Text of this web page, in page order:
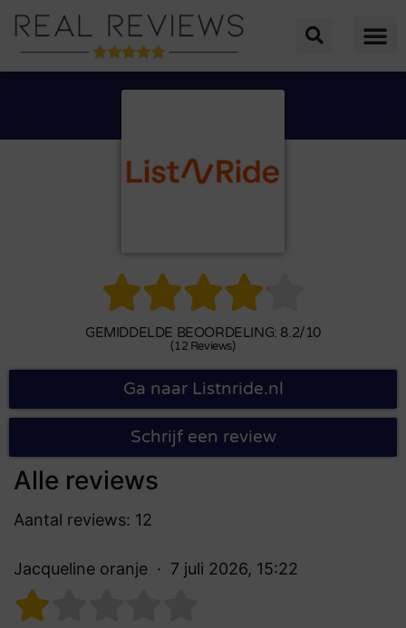

GEMIDDELDE BEOORDELING: 8.2/10
(12 Reviews)
Ga naar Listnride.nl
Schrijf een review
Alle reviews
Aantal reviews: 12
Jacqueline oranje 7 juli 2026, 15:22